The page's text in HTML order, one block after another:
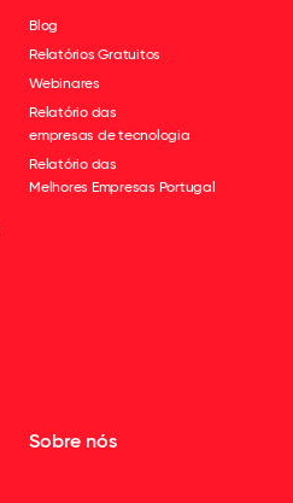
Blog
Relatórios Gratuitos
Webinares
Relatório das
empresas de tecnologia
Relatório das
Melhores Empresas Portugal
Sobre nós